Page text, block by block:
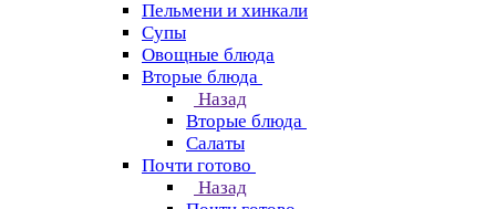
Пельмени и хинкали
Супы
Овощные блюда
Вторые блюда
Назад
Вторые блюда
Салаты
Почти готово
Назад